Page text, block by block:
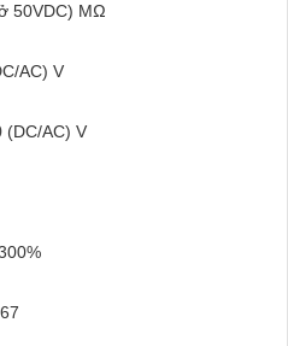
50VDC) MΩ
AC) V
AC) V